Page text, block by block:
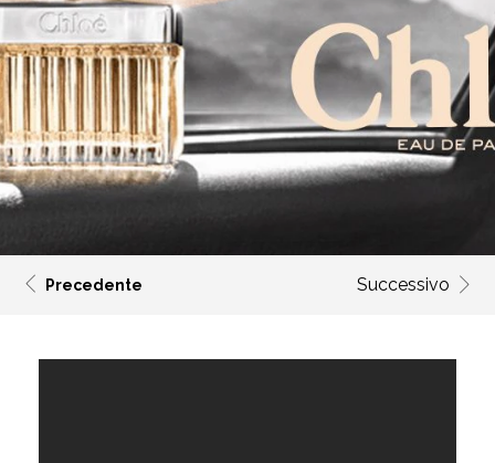
Precedente Successivo